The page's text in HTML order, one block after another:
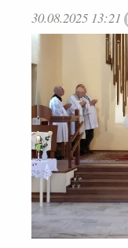
30.08.2025 13:21